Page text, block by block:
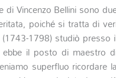
di Vincenzo Bellini sono
poiché si tratta di
1798) studiò presso
il posto di maestro
superfluo ricordare la